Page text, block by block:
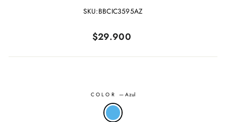
SKU:BBCIC3595AZ
Precio
$29.900
COLOR — Azul